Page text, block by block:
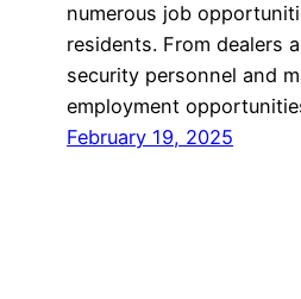
numerous job
residents. From dealers
security personnel and
employment
February 19, 2025